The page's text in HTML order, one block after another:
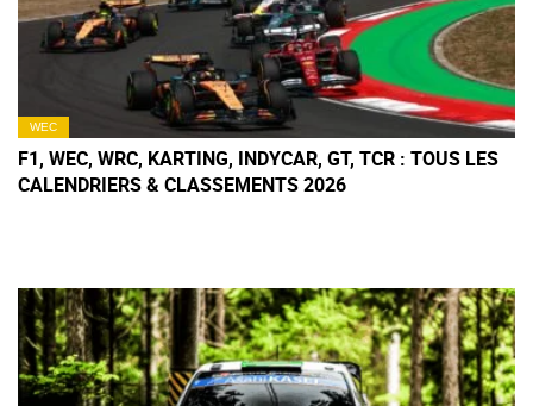
WEC
F1, WEC, WRC, KARTING, INDYCAR, GT, TCR : TOUS LES
CALENDRIERS & CLASSEMENTS 2026